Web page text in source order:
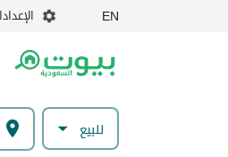
EN
للبيع